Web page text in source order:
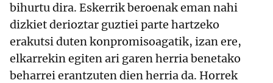
bihurtu dira. Eskerrik beroenak eman nahi
dizkiet derioztar guztiei parte hartzeko
erakutsi duten konpromisoagatik, izan ere,
elkarrekin egiten ari garen herria benetako
beharrei erantzuten dien herria da. Horrek